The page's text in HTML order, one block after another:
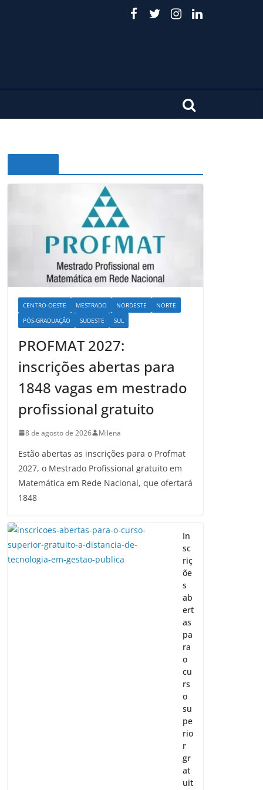
CENTRO-OESTE MESTRADO NORDESTE
NORTE
PÓS-GRADUAÇÃO
SUDESTE SUL
PROFMAT 2027:
inscrições abertas para
1848 vagas em mestrado
profissional gratuito
8 de agosto de 2026 Milena
Estão abertas as inscrições para o Profmat
2027, o Mestrado Profissional gratuito em
Matemática em Rede Nacional, que ofertará
1848
In
sc
riç
õe
s
ab
ert
as
pa
ra
o
cu
rs
o
su
pe
rio
r
gr
at
uit